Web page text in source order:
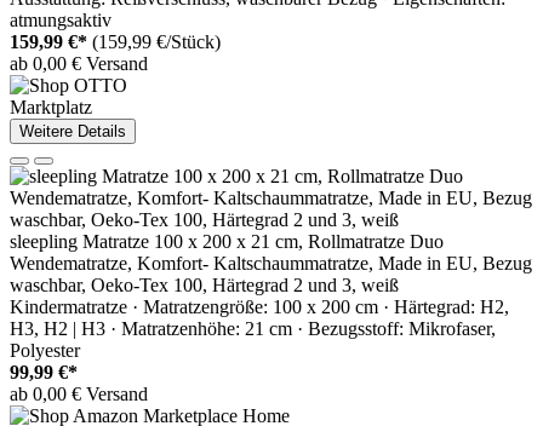
atmungsaktiv
159,99 €* (159,99 €/Stück)
ab 0,00 € Versand
Marktplatz
Weitere Details
sleepling Matratze 100 x 200 x 21 cm, Rollmatratze Duo
Wendematratze, Komfort- Kaltschaummatratze, Made in EU, Bezug
waschbar, Oeko-Tex 100, Härtegrad 2 und 3, weiß
Kindermatratze · Matratzengröße: 100 x 200 cm · Härtegrad: H2,
H3, H2 | H3 · Matratzenhöhe: 21 cm · Bezugsstoff: Mikrofaser,
Polyester
99,99 €*
ab 0,00 € Versand